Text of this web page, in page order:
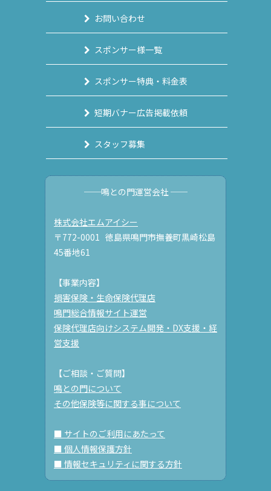
お問い合わせ
スポンサー様一覧
スポンサー特典・料金表
短期バナー広告掲載依頼
スタッフ募集
──鳴との門運営会社 ──
株式会社エムアイシー
〒772-0001 徳島県鳴門市撫養町黒崎松島
45番地61
【事業内容】
損害保険・生命保険代理店
鳴門総合情報サイト運営
保険代理店向けシステム開発・DX支援・経
営支援
【ご相談・ご質問】
鳴との門について
その他保険等に関する事について
■ サイトのご利用にあたって
■ 個人情報保護方針
■ 情報セキュリティに関する方針